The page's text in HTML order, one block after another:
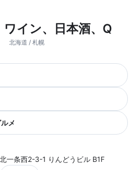
イン、日本酒、Q
北海道 / 札幌
メ
一条西2-3-1 りんどうビル B1F